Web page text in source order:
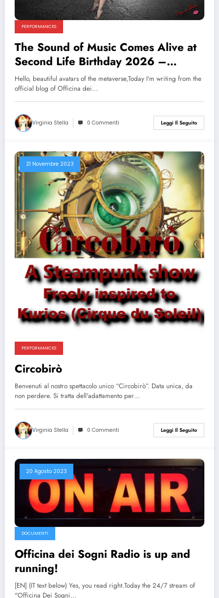
PERFORMANCES
The Sound of Music Comes Alive at
Second Life Birthday 2026 –
Officina dei Sogni Brings Full
Theatrical Magic!
Hello, beautiful avatars of the metaverse,Today I’m writing from the
official blog of Officina dei…
Virginia Stella 0 Commenti Leggi Il Seguito
21 Novembre 2023
PERFORMANCES
Circobirò
Benvenuti al nostro spettacolo unico “Circobirò”. Data unica, da
non perdere. Si tratta dell'adattamento per…
Virginia Stella 0 Commenti Leggi Il Seguito
20 Agosto 2023
DOCUMENTI
Officina dei Sogni Radio is up and
running!
[EN] (IT text below) Yes, you read right.Today the 24/7 stream of
"Officina Dei Sogni…